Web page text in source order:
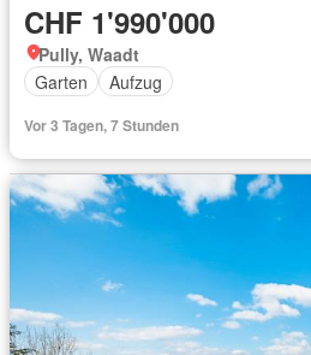
CHF 1'990'000
Pully, Waadt
Garten
Aufzug
Vor 3 Tagen, 7 Stunden